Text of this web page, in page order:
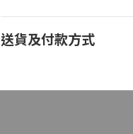
送貨及付款方式